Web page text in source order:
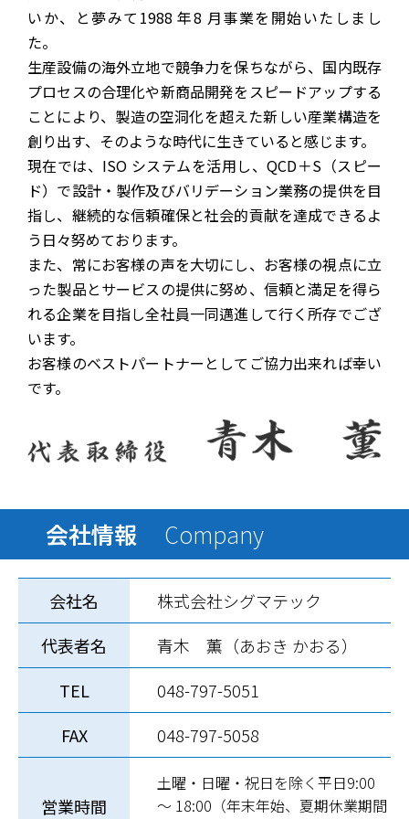
いか、と夢みて1988 年8 月事業を開始いたしまし
た。
生産設備の海外立地で競争力を保ちながら、国内既存
プロセスの合理化や新商品開発をスピードアップする
ことにより、製造の空洞化を超えた新しい産業構造を
創り出す、そのような時代に生きていると感じます。
現在では、ISO システムを活用し、QCD＋S（スピー
ド）で設計・製作及びバリデーション業務の提供を目
指し、継続的な信頼確保と社会的貢献を達成できるよ
う日々努めております。
また、常にお客様の声を大切にし、お客様の視点に立
った製品とサービスの提供に努め、信頼と満足を得ら
れる企業を目指し全社員一同邁進して行く所存でござ
います。
お客様のベストパートナーとしてご協力出来れば幸い
です。
会社情報 Company
会社名
株式会社シグマテック
代表者名
青木 薫（あおき かおる）
TEL
048-797-5051
FAX
048-797-5058
営業時間
土曜・日曜・祝日を除く平日9:00
～ 18:00（年末年始、夏期休業期間